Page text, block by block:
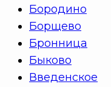
Бородино
Борщево
Бронница
Быково
Введенское